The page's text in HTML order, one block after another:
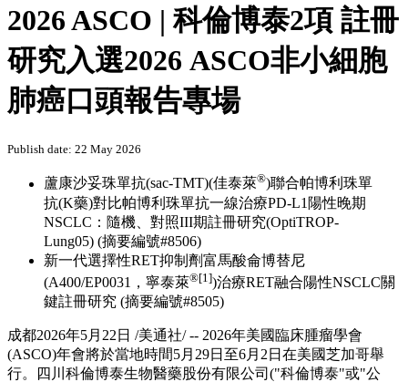
2026 ASCO | 科倫博泰2項 註冊
研究入選2026 ASCO非小細胞
肺癌口頭報告專場
Publish date: 22 May 2026
蘆康沙妥珠單抗(sac-TMT)(佳泰萊®)聯合帕博利珠單
抗(K藥)對比帕博利珠單抗一線治療PD-L1陽性晚期
NSCLC：隨機、對照III期註冊研究(OptiTROP-
Lung05) (摘要編號#8506)
新一代選擇性RET抑制劑富馬酸侖博替尼
(A400/EP0031，寧泰萊®[1])治療RET融合陽性NSCLC關
鍵註冊研究 (摘要編號#8505)
成都2026年5月22日 /美通社/ -- 2026年美國臨床腫瘤學會
(ASCO)年會將於當地時間5月29日至6月2日在美國芝加哥舉
行。四川科倫博泰生物醫藥股份有限公司("科倫博泰"或"公